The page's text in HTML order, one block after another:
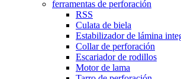
ferramentas de perforación
RSS
Culata de biela
Estabilizador de lámina
Collar de perforación
Escariador de rodillos
Motor de lama